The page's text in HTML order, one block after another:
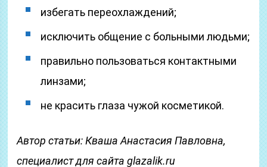
избегать переохлаждений;
исключить общение с больными людьми;
правильно пользоваться контактными
линзами;
не красить глаза чужой косметикой.
Автор статьи: Кваша Анастасия Павловна,
специалист для сайта glazalik.ru